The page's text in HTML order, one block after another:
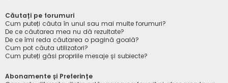
Căutați pe forumuri
Cum puteți căuta în unul sau mai multe forumuri?
De ce căutarea mea nu dă rezultate?
De ce îmi reda căutarea o pagină goală?
Cum pot căuta utilizatori?
Cum puteți găsi propriile mesaje și subiecte?
Abonamente și Preferințe